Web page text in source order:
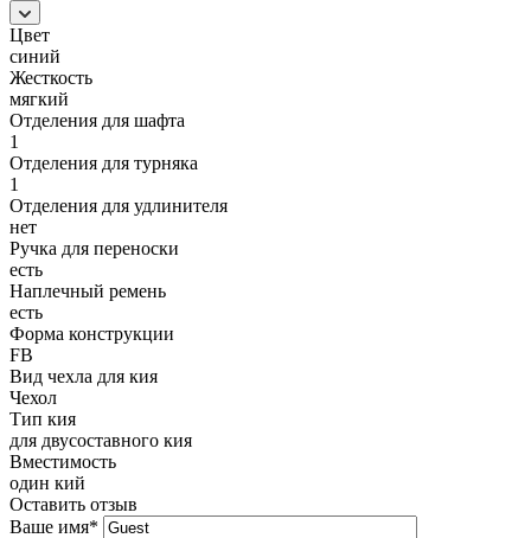
Цвет
синий
Жесткость
мягкий
Отделения для шафта
1
Отделения для турняка
1
Отделения для удлинителя
нет
Ручка для переноски
есть
Наплечный ремень
есть
Форма конструкции
FB
Вид чехла для кия
Чехол
Тип кия
для двусоставного кия
Вместимость
один кий
Оставить отзыв
Ваше имя*